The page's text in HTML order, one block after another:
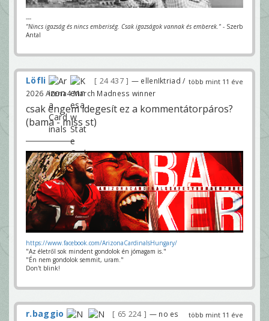
---
"Nincs igazság és nincs emberiség. Csak igazságok vannak és emberek." - Szerb
Antal
több mint 11 éve
Löfli 24 437
— ellenIktriad /
2026 Arena4 March Madness winner
csak engem idegesít ez a kommentátorpáros?
(bama - miss st)
https://www.facebook.com/ArizonaCardinalsHungary/
"Az életről sok mindent gondolok én jómagam is."
"Én nem gondolok semmit, uram."
Don't blink!
több mint 11 éve
r.baggio 65 224
— no es